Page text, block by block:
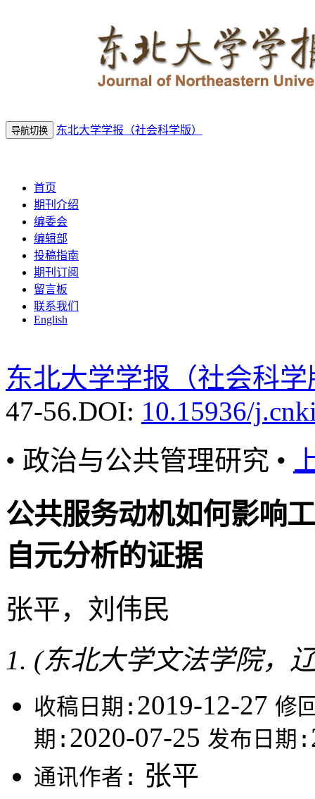
导航切换 东北大学学报（社会科学版）
首页
期刊介绍
编委会
编辑部
投稿指南
期刊订阅
留言板
联系我们
English
东北大学学报（社会科学
47-56.DOI: 10.15936/
• 政治与公共管理研究 •
公共服务动机如何影响
自元分析的证据
张平，刘伟民
(东北大学文法学院，
收稿日期: 2019-12-27 修
期: 2020-07-25 发布日期:
通讯作者: 张平